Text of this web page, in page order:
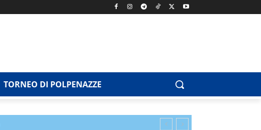
TORNEO DI POLPENAZZE